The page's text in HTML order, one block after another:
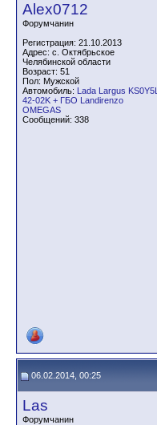
Alex0712
Форумчанин
Регистрация: 21.10.2013
Адрес: с. Октябрьское
Челябинской области
Возраст: 51
Пол: Мужской
Автомобиль: Lada Largus KS0Y5L
42-02K + ГБО Landirenzo
OMEGAS
Сообщений: 338
06.02.2014, 00:25
Las
Форумчанин